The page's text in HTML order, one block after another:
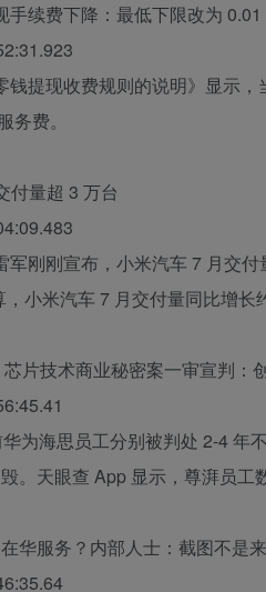
续费下降：最低下限改为
钱提现收费规则的说明》显示
费。
付量超 3 万台
军刚刚宣布，小米汽车 7 月交
小米汽车 7 月交付量同比增长
片技术商业秘密案一审宣判：
为海思员工分别被判处 2-4
。天眼查 App 显示，尊湃员工
华服务？内部人士：截图不是